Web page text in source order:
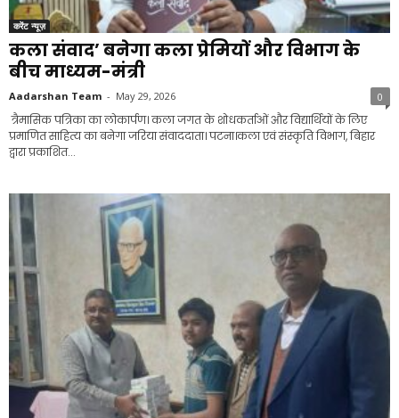
करेंट न्यूज़
कला संवाद’ बनेगा कला प्रेमियों और विभाग के
बीच माध्यम-मंत्री
Aadarshan Team - May 29, 2026 0
त्रैमासिक पत्रिका का लोकार्पण। कला जगत के शोधकर्ताओं और विद्यार्थियों के लिए
प्रमाणित साहित्य का बनेगा जरिया संवाददाता। पटना।कला एवं संस्कृति विभाग, बिहार
द्वारा प्रकाशित...